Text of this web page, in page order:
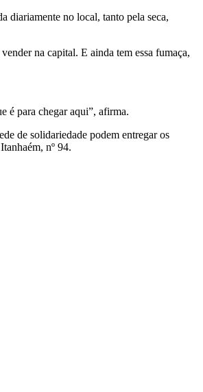
diariamente no local, tanto pela seca,
na capital. E ainda tem essa fumaça,
é para chegar aqui”, afirma.
de solidariedade podem entregar os
nº 94.